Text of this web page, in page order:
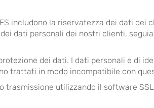
includono la riservatezza dei dati
dati personali dei nostri clienti,
dei dati. I dati personali e di
trattati in modo incompatibile con
utilizzando il software